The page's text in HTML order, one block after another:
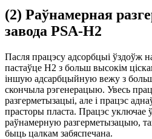
(2) Раўнамерная
завода PSA-H2
Пасля працэсу адсорбцыі ўздоўж
пастаўце H2 з больш высокім
іншую адсарбцыйную вежу з больш
скончыла рэгенерацыю. Увесь
разгерметызацыі, але і працэс
прасторы пласта. Працэс уключае
раўнамерную разгерметызацыю,
быць цалкам забяспечана.